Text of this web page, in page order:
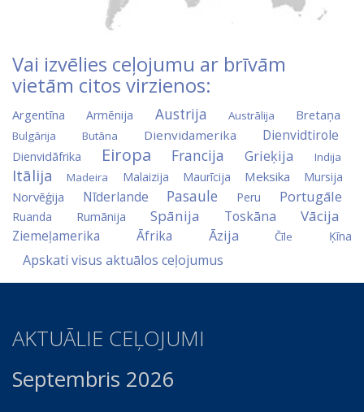
Vai izvēlies ceļojumu ar brīvām
vietām citos virzienos:
Argentīna Armēnija Austrija Austrālija Bretaņa
Bulgārija Butāna Dienvidamerika Dienvidtirole
Dienvidāfrika Eiropa Francija Grieķija Indija
Itālija Madeira Malaizija Maurīcija Meksika Mursija
Norvēģija Nīderlande Pasaule Peru Portugāle
Ruanda Rumānija Spānija Toskāna Vācija
Ziemeļamerika Āfrika Āzija Čīle Ķīna
Apskati visus aktuālos ceļojumus
AKTUĀLIE CEĻOJUMI
Septembris 2026